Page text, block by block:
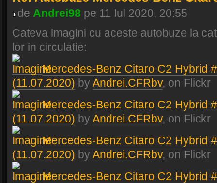
de Andrei98 pe 11 Iul 2020, 20:55
Cateva imagini cu aceste autobuze la
lor in circulatie:
Mercedes-Benz Citaro C2 Hybrid
(11.07.2020) by Andrei.CFRbv, on Flickr
Mercedes-Benz Citaro C2 Hybrid
(11.07.2020) by Andrei.CFRbv, on Flickr
Mercedes-Benz Citaro C2 Hybrid
(11.07.2020) by Andrei.CFRbv, on Flickr
Mercedes-Benz Citaro C2 Hybrid